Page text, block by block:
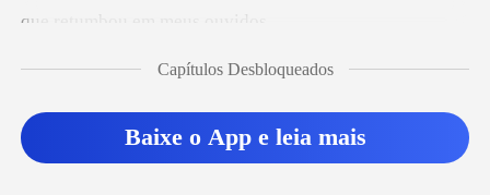
a trás pois e
Capítulos Desbloqueados
Baixe o App e leia mais